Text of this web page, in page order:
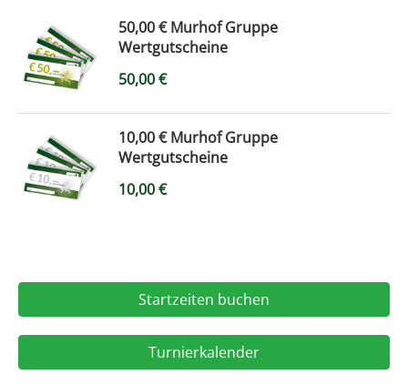
50,00 € Murhof Gruppe
Wertgutscheine
50,00€
10,00 € Murhof Gruppe
Wertgutscheine
10,00€
Startzeiten buchen
Turnierkalender